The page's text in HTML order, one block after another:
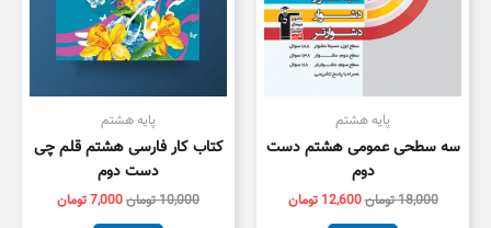
پایه هشتم
سه سطحی عمومی هشتم دست
دوم
18,000تومان12,600 تومان
پایه هشتم
کتاب کار فارسی هشتم قلم چی
دست دوم
10,000تومان7,000تومان